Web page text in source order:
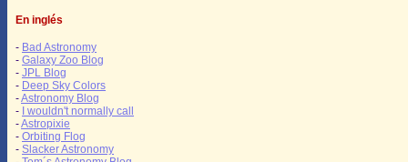
En inglés
- Bad Astronomy
- Galaxy Zoo Blog
- JPL Blog
- Deep Sky Colors
-Astronomy Blog
- I wouldn't normally call
-Astropixie
- Orbiting Flog
- Slacker Astronomy